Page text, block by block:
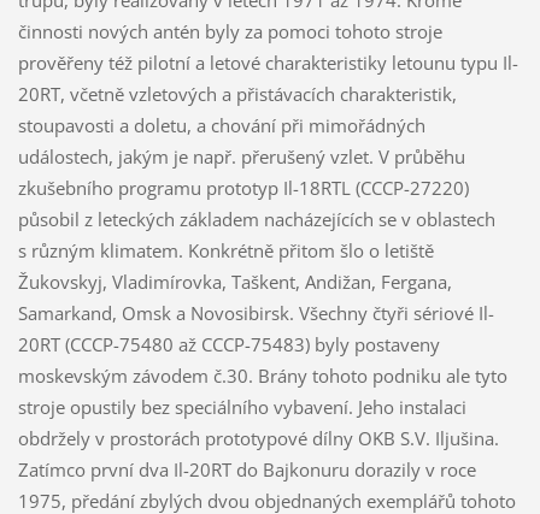
činnosti nových antén byly za pomoci tohoto stroje
prověřeny též pilotní a letové charakteristiky letounu typu Il-
20RT, včetně vzletových a přistávacích charakteristik,
stoupavosti a doletu, a chování při mimořádných
událostech, jakým je např. přerušený vzlet. V průběhu
zkušebního programu prototyp Il-18RTL (CCCP-27220)
působil z leteckých základem nacházejících se v oblastech
s různým klimatem. Konkrétně přitom šlo o letiště
Žukovskyj, Vladimírovka, Taškent, Andižan, Fergana,
Samarkand, Omsk a Novosibirsk. Všechny čtyři sériové Il-
20RT (CCCP-75480 až CCCP-75483) byly postaveny
moskevským závodem č.30. Brány tohoto podniku ale tyto
stroje opustily bez speciálního vybavení. Jeho instalaci
obdržely v prostorách prototypové dílny OKB S.V. Iljušina.
Zatímco první dva Il-20RT do Bajkonuru dorazily v roce
1975, předání zbylých dvou objednaných exemplářů tohoto